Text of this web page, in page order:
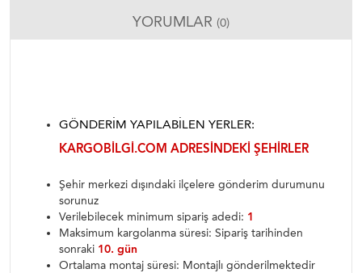
YORUMLAR (0)
GÖNDERIM YAPILABILEN YERLER:
KARGOBILGI.COM ADRESINDEKI ŞEHIRLER
Şehir merkezi dışındaki ilçelere gönderim durumunu
sorunuz
Verilebilecek minimum sipariş adedi: 1
Maksimum kargolanma süresi: Sipariş tarihinden
sonraki 10. gün
Ortalama montaj süresi: Montajlı gönderilmektedir